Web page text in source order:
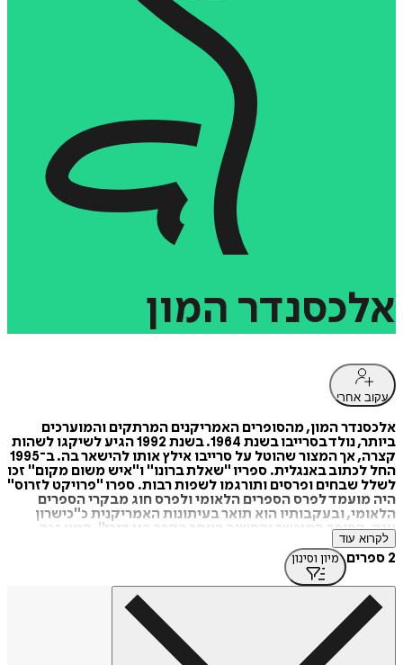
אלכסנדר המון
עקוב אחרי
אלכסנדר המון, מהסופרים האמריקנים המרתקים והמוערכים
ביותר, נולד בסרייבו בשנת 1964. בשנת 1992 הגיע לשיקגו לשהות
קצרה, אך המצור שהוטל על סרייבו אילץ אותו להישאר בה. ב־1995
החל לכתוב באנגלית. ספריו "שאלת ברונו" ו"איש משום מקום" זכו
לשלל שבחים ופרסים ותורגמו לשפות רבות. ספרו "פרויקט לזרוס"
היה מועמד לפרס הספרים הלאומי ולפרס חוג מבקרי הספרים
הלאומי, ובעקבותיו הוא תואר בעיתונות האמריקנית כ"כישרון
ענק, הסופר המוכשר והחשוב ביותר בקרב בני דורו". המון זכה
הוא מתגורר בשיקגו עם אשתו ושתי בנותיו.
לקרוא עוד
2 ספרים מיון וסינון